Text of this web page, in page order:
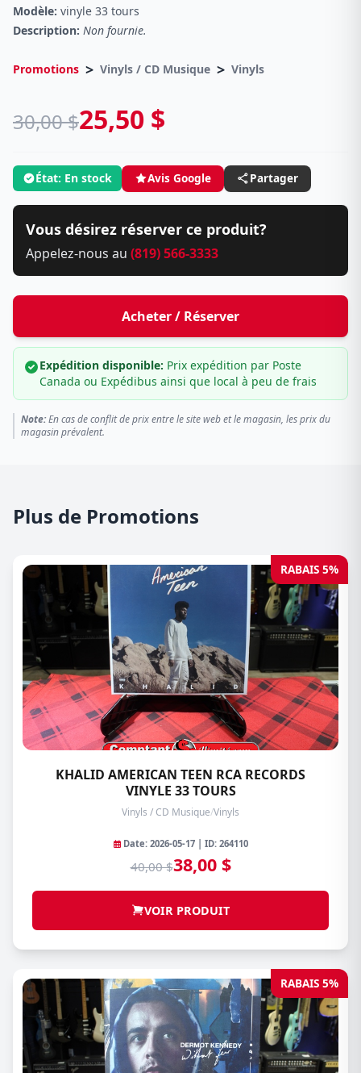
Modèle: vinyle 33 tours
Description: Non fournie.
Promotions > Vinyls / CD Musique > Vinyls
30,00 $25,50 $
État: En stock Avis Google Partager
Vous désirez réserver ce produit?
Appelez-nous au (819) 566-3333
Acheter / Réserver
Expédition disponible: Prix expédition par Poste
Canada ou Expédibus ainsi que local à peu de frais
Note:En cas de conflit de prix entre le site web et le magasin, les prix du
magasin prévalent.
Plus de Promotions
RABAIS 5%
KHALID AMERICAN TEEN RCA RECORDS
VINYLE 33 TOURS
Vinyls / CD Musique/Vinyls
Date: 2026-05-17 | ID: 264110
40,00 $38,00 $
VOIR PRODUIT
RABAIS 5%